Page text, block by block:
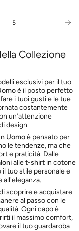
5
Collezione
esclusivi per il tuo
è il posto perfetto
i tuoi gusti e le tue
costantemente
un’attenzione
design.
Uomoè pensato per
le tendenze, ma che
e praticità. Dalle
allet-shirt in cotone
il tuo stile personale e
all'eleganza.
scoprire e acquistare
al passo con le
Ogni capo è
il massimo comfort,
il tuo guardaroba